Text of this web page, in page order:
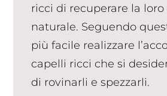
ricci di recuperare la loro
naturale. Seguendo
più facile realizzare
capelli ricci che si
di rovinarli e spezzarli.